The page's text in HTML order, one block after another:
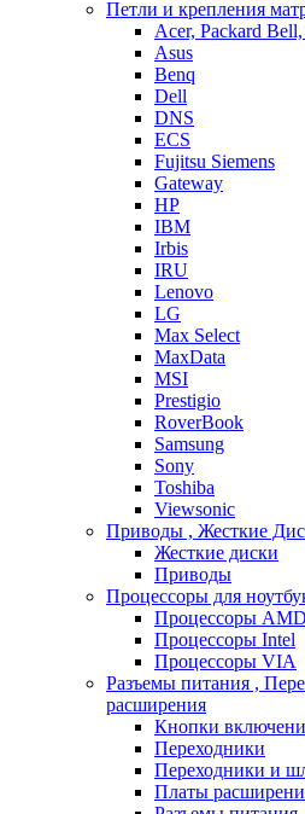
Петли и крепления
Acer, Packard
Asus
Benq
Dell
DNS
ECS
Fujitsu Siemens
Gateway
HP
IBM
Irbis
IRU
Lenovo
LG
Max Select
MaxData
MSI
Prestigio
RoverBook
Samsung
Sony
Toshiba
Viewsonic
Приводы , Жесткие
Жесткие диски
Приводы
Процессоры для
Процессоры AMD
Процессоры Intel
Процессоры VIA
Разъемы питания ,
расширения
Кнопки
Переходники
Переходники и
Платы